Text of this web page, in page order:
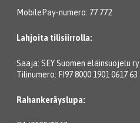
MobilePay-numero: 77 772
Lahjoita tilisiirrolla:
Saaja: SEY Suomen eläinsuojelu ry
Tilinumero: FI97 8000 1901 0617 63
Rahankeräyslupa: